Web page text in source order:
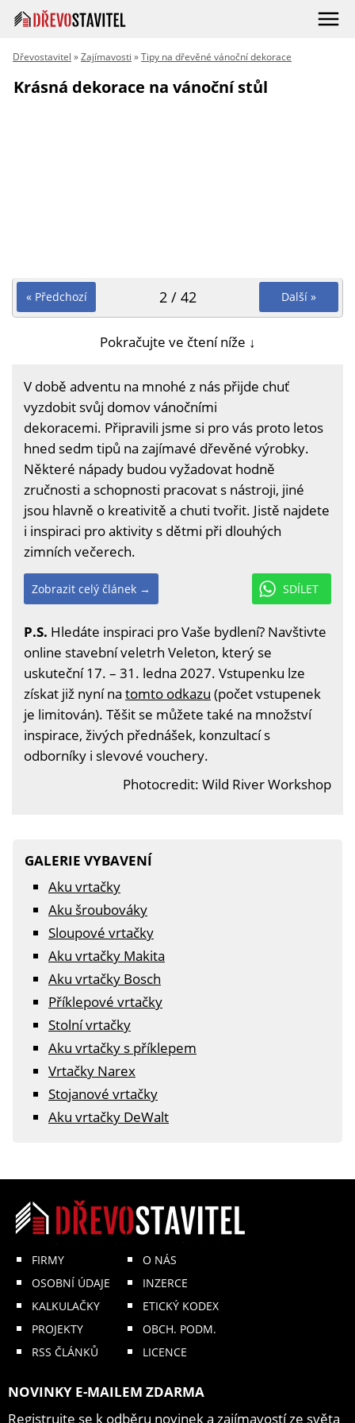
Dřevostavitel »Zajímavosti »Tipy na dřevěné vánoční dekorace
Krásná dekorace na vánoční stůl
« Předchozí Další »
2 / 42
Pokračujte ve čtení níže ↓
V době adventu na mnohé z nás přijde chuť
vyzdobit svůj domov vánočními
dekoracemi. Připravili jsme si pro vás proto letos
hned sedm tipů na zajímavé dřevěné výrobky.
Některé nápady budou vyžadovat hodně
zručnosti a schopnosti pracovat s nástroji, jiné
jsou hlavně o kreativitě a chuti tvořit. Jistě najdete
i inspiraci pro aktivity s dětmi při dlouhých
zimních večerech.
SDÍLET
Zobrazit celý článek →
P.S. Hledáte inspiraci pro Vaše bydlení? Navštivte
online stavební veletrh Veleton, který se
uskuteční 17. – 31. ledna 2027. Vstupenku lze
získat již nyní na tomto odkazu (počet vstupenek
je limitován). Těšit se můžete také na množství
inspirace, živých přednášek, konzultací s
odborníky i slevové vouchery.
Photocredit: Wild River Workshop
GALERIE VYBAVENÍ
Aku vrtačky
Aku šroubováky
Sloupové vrtačky
Aku vrtačky Makita
Aku vrtačky Bosch
Příklepové vrtačky
Stolní vrtačky
Aku vrtačky s příklepem
Vrtačky Narex
Stojanové vrtačky
Aku vrtačky DeWalt
FIRMY
OSOBNÍ ÚDAJE
KALKULAČKY
PROJEKTY
RSS ČLÁNKŮ
O NÁS
INZERCE
ETICKÝ KODEX
OBCH. PODM.
LICENCE
NOVINKY E-MAILEM ZDARMA
Registrujte se k odběru novinek a zajímavostí ze světa